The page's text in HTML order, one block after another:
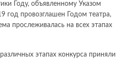
Году, объявленному Указом
год провозглашен Годом театра,
прослеживалась на всех этапах
этапах конкурса приняли